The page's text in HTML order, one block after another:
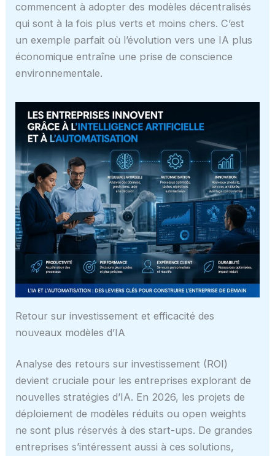
commencent à adopter des modèles décentralisés
qui sont à la fois plus verts et moins chers. C’est
un exemple parfait où l’évolution vers une IA plus
économique entraîne une prise de conscience
environnementale.
Retour sur investissement et efficacité des
nouveaux modèles d’IA
Analyse des retours sur investissement (ROI)
devient cruciale pour les entreprises explorant de
nouvelles stratégies d’IA. En 2026, les projets de
déploiement de modèles réduits ou open weights
ne sont plus réservés à des start-ups. De grandes
entreprises s’intéressent aussi à ces solutions,